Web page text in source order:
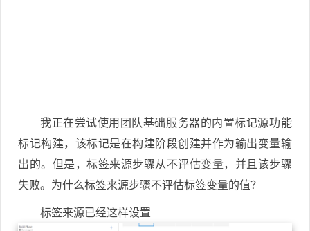
我正在尝试使用团队基础服务器的内置标记源功能
标记构建，该标记是在构建阶段创建并作为输出变量输
出的。但是，标签来源步骤从不评估变量，并且该步骤
失败。为什么标签来源步骤不评估标签变量的值？
标签来源已经这样设置